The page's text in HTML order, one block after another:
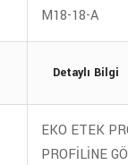
M18-18-A
Detaylı Bilgi
EKO ETEK
PROFİLİNE